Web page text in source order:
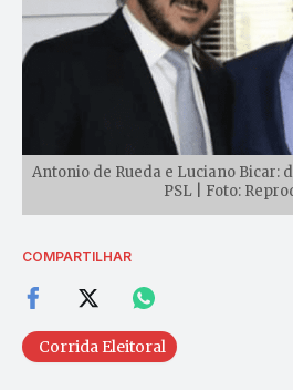
Antonio de Rueda e Luciano Bicar:
PSL | Foto:
COMPARTILHAR
Corrida Eleitoral